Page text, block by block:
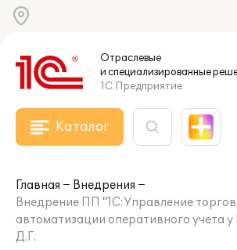
Отраслевые
и специализированные
1С:Предприятие
Каталог
Главная
Внедрения
Внедрение ПП "1С:Управление
автоматизации оперативного учета
Д.Г.